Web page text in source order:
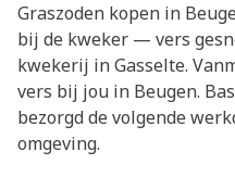
Graszoden kopen in
bij de kweker — vers
kwekerij in Gasselte.
vers bij jou in Beugen.
bezorgd de volgende
omgeving.